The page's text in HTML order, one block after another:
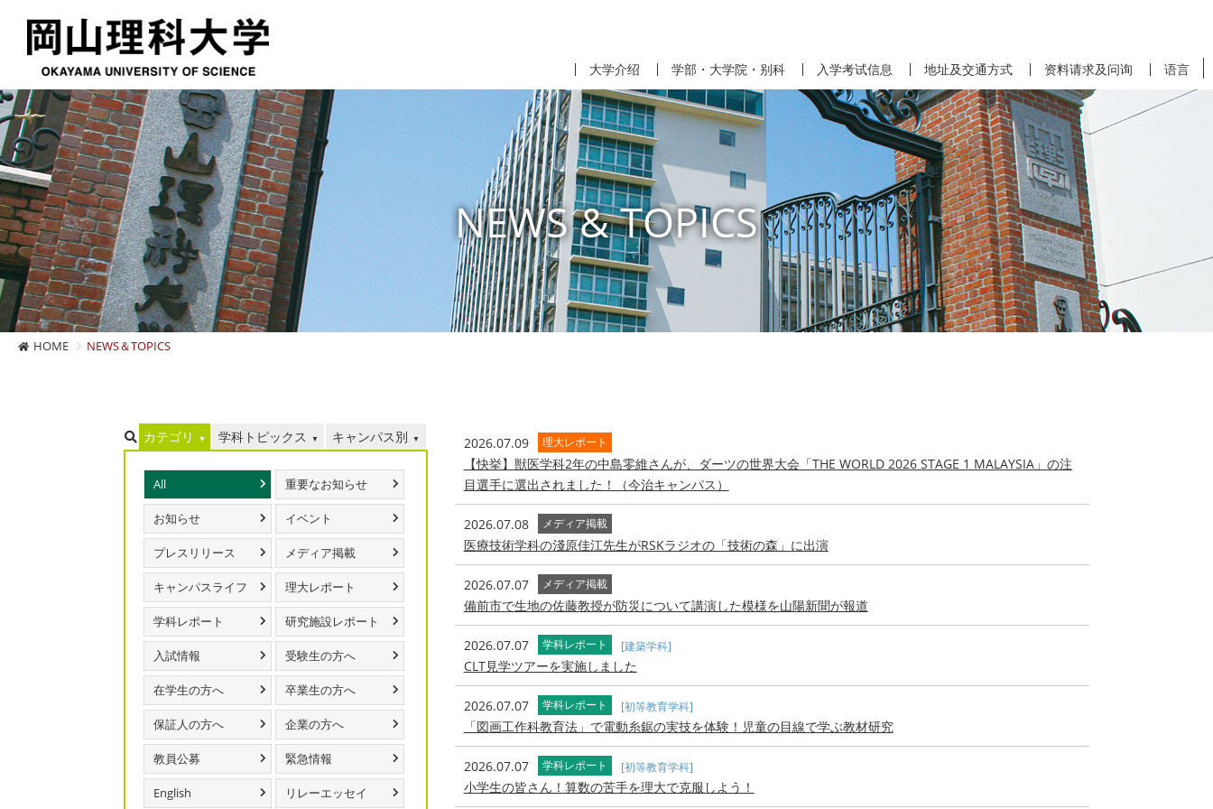
大学介绍 学部・大学院・别科 入学考试信息 地址及交通方式 资料请求及问询 语言
NEWS & TOPICS
HOME NEWS＆TOPICS
カテゴリ 学科トピックス キャンパス別
All 重要なお知らせ
お知らせ イベント
プレスリリース メディア掲載
キャンパスライフ 理大レポート
学科レポート 研究施設レポート
入試情報 受験生の方へ
在学生の方へ 卒業生の方へ
保証人の方へ 企業の方へ
教員公募 緊急情報
English リレーエッセイ
2026.07.09 理大レポート
【快挙】獣医学科2年の中島零維さんが、ダーツの世界大会「THE WORLD 2026 STAGE 1 MALAYSIA」の注
目選手に選出されました！（今治キャンパス）
2026.07.08 メディア掲載
医療技術学科の淺原佳江先生がRSKラジオの「技術の森」に出演
2026.07.07 メディア掲載
備前市で生地の佐藤教授が防災について講演した模様を山陽新聞が報道
2026.07.07 学科レポート [建築学科]
CLT見学ツアーを実施しました
2026.07.07 学科レポート [初等教育学科]
「図画工作科教育法」で電動糸鋸の実技を体験！児童の目線で学ぶ教材研究
2026.07.07 学科レポート [初等教育学科]
小学生の皆さん！算数の苦手を理大で克服しよう！